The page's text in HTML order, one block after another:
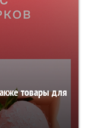
товары для